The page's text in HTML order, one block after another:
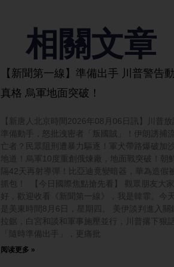
相關文章
【新聞第一線】準備出手 川普警告動
真格 烏軍地面突破！
【新唐人北京時間2026年08月06日訊】川普放
準備動手，怒批洩密者「叛國賊」！伊朗誘捕流
亡者？民眾阻刑遭暴力驅逐！軍犬帶路爆破加
地道！烏軍10度重創俄煉廠，地面戰突破！朝鮮
隔42天再射導彈！比亞迪竟變暗器，華為造假
抓包！ 【今日國際焦點搶先看】 觀眾朋友大家
好，歡迎收看《新聞第一線》，我是韓霏。今天
是美東時間8月6日，星期四。 美伊談判進入關
拉鋸，白宮和談和軍事施壓並行，川普撂下狠話
「隨時準備出手」，更痛批
阅读更多 »